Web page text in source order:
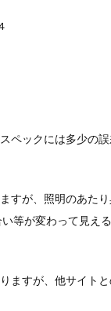
ペックには多少の
すが、照明のあた
等が変わって見え
ますが、他サイト